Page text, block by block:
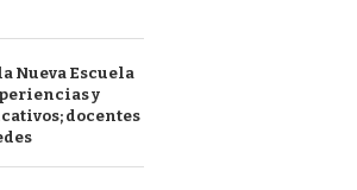
Nueva Escuela
y
docentes